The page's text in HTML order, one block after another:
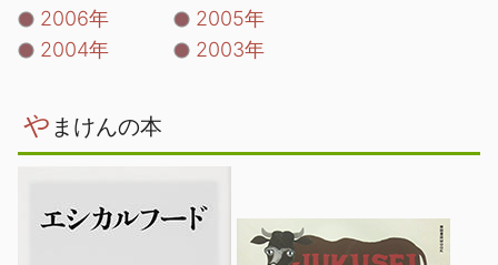
2006年
2005年
2004年
2003年
や まけんの本